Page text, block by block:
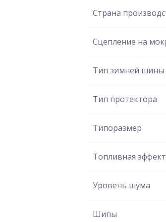
Страна
Сцепление на
Тип зимней шины
Тип протектора
Типоразмер
Топливная
Уровень шума
Шипы